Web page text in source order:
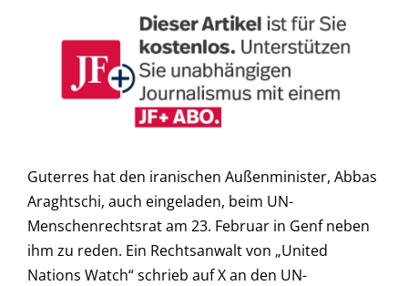
Guterres hat den iranischen Außenminister, Abbas
Araghtschi, auch eingeladen, beim UN-
Menschenrechtsrat am 23. Februar in Genf neben
ihm zu reden. Ein Rechtsanwalt von „United
Nations Watch“ schrieb auf X an den UN-